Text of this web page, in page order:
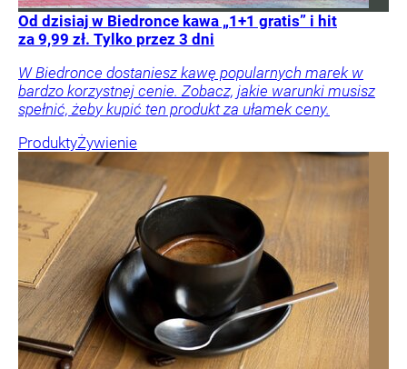
Od dzisiaj w Biedronce kawa „1+1 gratis” i hit
za 9,99 zł. Tylko przez 3 dni
W Biedronce dostaniesz kawę popularnych marek w
bardzo korzystnej cenie. Zobacz, jakie warunki musisz
spełnić, żeby kupić ten produkt za ułamek ceny.
ProduktyŻywienie